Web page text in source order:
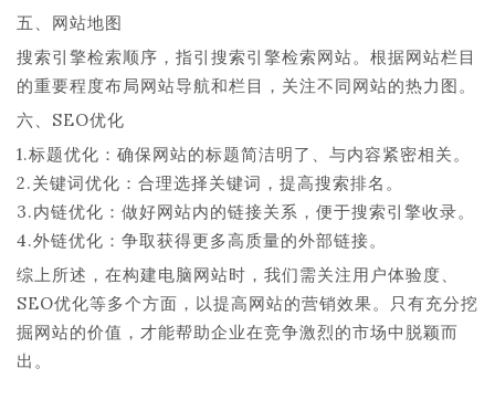
五、网站地图
搜索引擎检索顺序，指引搜索引擎检索网站。根据网站栏目
的重要程度布局网站导航和栏目，关注不同网站的热力图。
六、SEO优化
1.标题优化：确保网站的标题简洁明了、与内容紧密相关。
2.关键词优化：合理选择关键词，提高搜索排名。
3.内链优化：做好网站内的链接关系，便于搜索引擎收录。
4.外链优化：争取获得更多高质量的外部链接。
综上所述，在构建电脑网站时，我们需关注用户体验度、
SEO优化等多个方面，以提高网站的营销效果。只有充分挖
掘网站的价值，才能帮助企业在竞争激烈的市场中脱颖而
出。